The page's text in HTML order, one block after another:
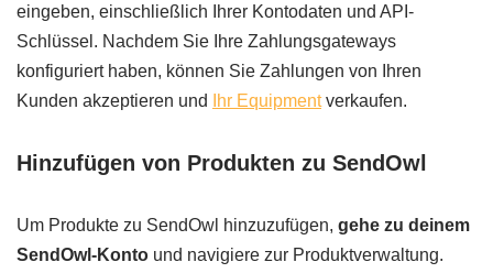
eingeben, einschließlich Ihrer Kontodaten und API-
Schlüssel. Nachdem Sie Ihre Zahlungsgateways
konfiguriert haben, können Sie Zahlungen von Ihren
Kunden akzeptieren und
Ihr Equipmentverkaufen.
Hinzufügen von Produkten zu SendOwl
Um Produkte zu SendOwl hinzuzufügen, gehe zu deinem
SendOwl-Konto und navigiere zur Produktverwaltung.